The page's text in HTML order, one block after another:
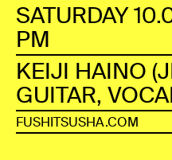
SATURDAY
PM
KEIJI HAINO
GUITAR,
FUSHITSUSHA.COM